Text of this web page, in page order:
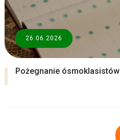
26.06.2026
Pożegnanie ósmoklasistów